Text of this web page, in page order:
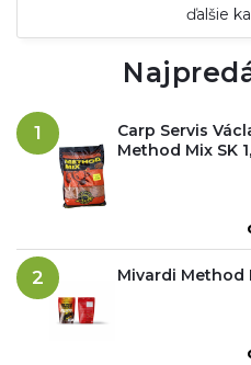
ďalšie
1
Carp Servis
Method Mix SK
2 Mivardi Method